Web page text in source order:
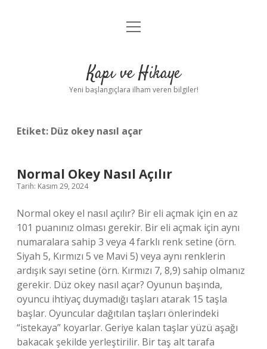
Anasayfa
Yasal Uyarı
menüyü
Kapı ve Hikaye
Yeni başlangıçlara ilham veren bilgiler!
Etiket: Düz okey nasıl açar
Normal Okey Nasıl Açılır
Tarih: Kasım 29, 2024
Normal okey el nasıl açılır? Bir eli açmak için en az
101 puanınız olması gerekir. Bir eli açmak için aynı
numaralara sahip 3 veya 4 farklı renk setine (örn.
Siyah 5, Kırmızı 5 ve Mavi 5) veya aynı renklerin
ardışık sayı setine (örn. Kırmızı 7, 8,9) sahip olmanız
gerekir. Düz okey nasıl açar? Oyunun başında,
oyuncu ihtiyaç duymadığı taşları atarak 15 taşla
başlar. Oyuncular dağıtılan taşları önlerindeki
“istekaya” koyarlar. Geriye kalan taşlar yüzü aşağı
bakacak şekilde yerleştirilir. Bir taş alt tarafa